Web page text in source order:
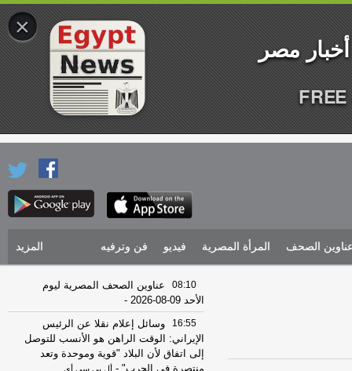
الصحف المرأة المصرية فيديو فن وترفيه المزيد
08:10
عناوين الصحف المصرية ليوم
الأحد 09-08-2026
-
16:55
وسائل إعلام نقلا عن الرئيس
الإيراني: الوقت الراهن هو الأنسب للتوصل
إلى اتفاق لأن البلاد "قوية وموحدة وتعد
منتصرة في الحرب" - أل بي سي أي
×